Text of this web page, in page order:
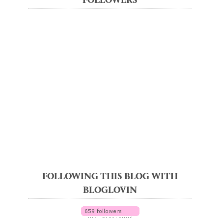
FOLLOWING THIS BLOG WITH
BLOGLOVIN